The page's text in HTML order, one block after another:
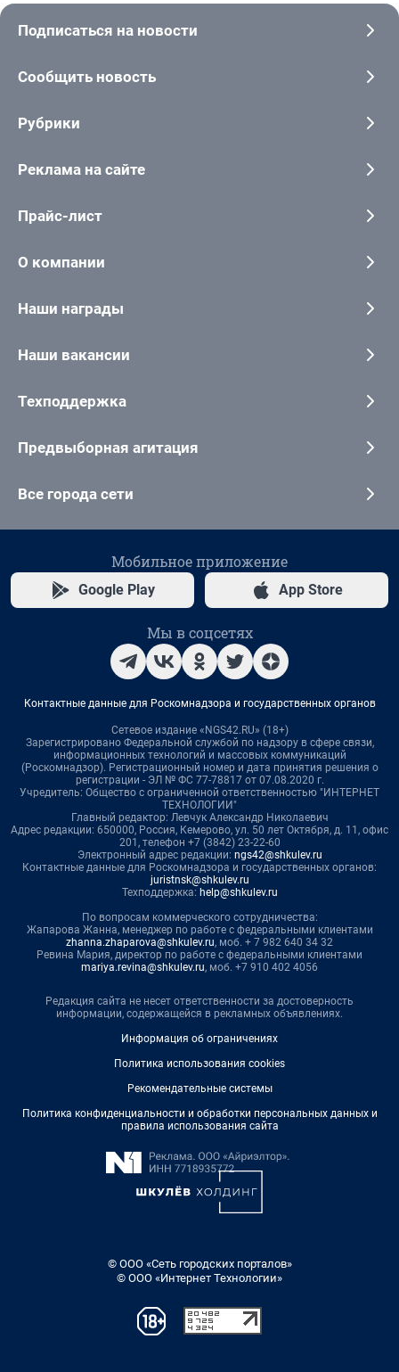
Подписаться на новости
Сообщить новость
Рубрики
Реклама на сайте
Прайс-лист
О компании
Наши награды
Наши вакансии
Техподдержка
Предвыборная агитация
Все города сети
Мобильное приложение
Google Play App Store
Мы в соцсетях
Контактные данные для Роскомнадзора и государственных органов
Сетевое издание «NGS42.RU» (18+)
Зарегистрировано Федеральной службой по надзору в сфере связи,
информационных технологий и массовых коммуникаций
(Роскомнадзор). Регистрационный номер и дата принятия решения о
регистрации - ЭЛ № ФС 77-78817 от 07.08.2020 г.
Учредитель: Общество с ограниченной ответственностью "ИНТЕРНЕТ
ТЕХНОЛОГИИ"
Главный редактор: Левчук Александр Николаевич
Адрес редакции: 650000, Россия, Кемерово, ул. 50 лет Октября, д. 11, офис
201, телефон +7 (3842) 23-22-60
Электронный адрес редакции: ngs42@shkulev.ru
Контактные данные для Роскомнадзора и государственных органов:
juristnsk@shkulev.ru
Техподдержка: help@shkulev.ru
По вопросам коммерческого сотрудничества:
Жапарова Жанна, менеджер по работе с федеральными клиентами
zhanna.zhaparova@shkulev.ru, моб. + 7 982 640 34 32
Ревина Мария, директор по работе с федеральными клиентами
mariya.revina@shkulev.ru, моб. +7 910 402 4056
Редакция сайта не несет ответственности за достоверность
информации, содержащейся в рекламных объявлениях.
Информация об ограничениях
Политика использования cookies
Рекомендательные системы
Политика конфиденциальности и обработки персональных данных и
правила использования сайта
© ООО «Сеть городских порталов»
© ООО «Интернет Технологии»